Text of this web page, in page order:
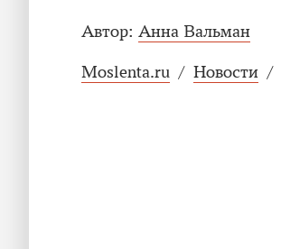
Автор: Анна Вальман
Moslenta.ru / Новости /